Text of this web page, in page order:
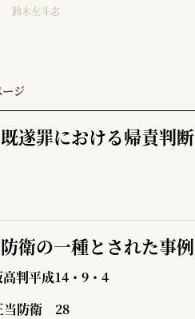
鈴木左斗志
ジ
遂罪における帰責判
衛の一種とされた事例
判平成14・9・4
防衛
28